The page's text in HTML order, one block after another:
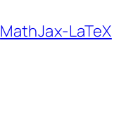
MathJax-LaTeX